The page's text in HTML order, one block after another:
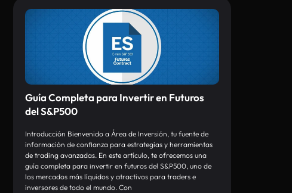
Guía Completa para Invertir en Futuros
del S&P500
Introducción Bienvenido a Área de Inversión, tu fuente de
información de confianza para estrategias y herramientas
de trading avanzadas. En este artículo, te ofrecemos una
guía completa para invertir en futuros del S&P500, uno de
los mercados más líquidos y atractivos para traders e
inversores de todo el mundo. Con